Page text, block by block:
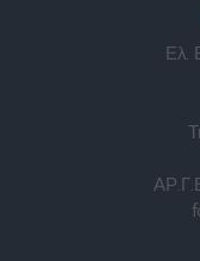
Ελ.